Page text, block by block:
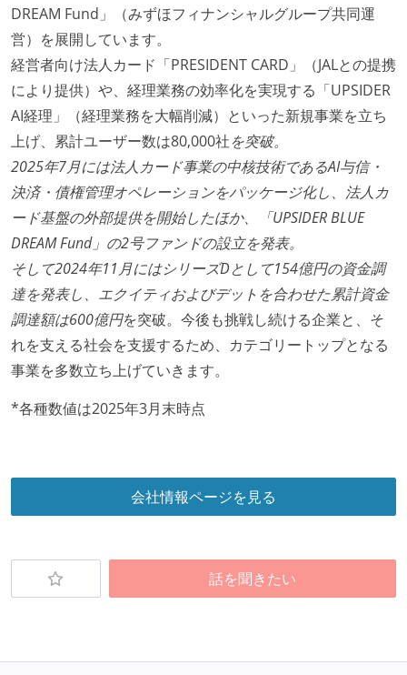
オープンな情報共有
KPI などチームの目標・実績値について、メンバーの
誰もがいつでも閲覧可能になっている
ドキュメントの整備やペアプロ、モブワークなど、ナ
レッジの共有を積極的に行っている（属人性を減らす
取り組みをしている）
労働環境の自由度
フレックスタイム制または裁量労働制を採用している
メンバーの多様性
外国籍の開発メンバーがいる
待遇・福利厚生
入社時には、各自希望のスペックの PC やディスプレ
イが支給される
受動喫煙防止措置：屋内禁煙
DREAM Fund」（みずほフィナンシャルグループ共同運
営）を展開しています。
経営者向け法人カード「PRESIDENT CARD」（JALとの提携
により提供）や、経理業務の効率化を実現する「UPSIDER
AI経理」（経理業務を大幅削減）といった新規事業を立ち
上げ、累計ユーザー数は80,000社を突破。
2025年7月には法人カード事業の中核技術であるAI与信・
決済・債権管理オペレーションをパッケージ化し、法人カ
ード基盤の外部提供を開始したほか、「UPSIDER BLUE
DREAM Fund」の2号ファンドの設立を発表。
そして2024年11月にはシリーズDとして154億円の資金調
達を発表し、エクイティおよびデットを合わせた累計資金
調達額は600億円を突破。今後も挑戦し続ける企業と、そ
れを支える社会を支援するため、カテゴリートップとなる
事業を多数立ち上げていきます。
*各種数値は2025年3月末時点
会社情報ページを見る
話を聞きたい